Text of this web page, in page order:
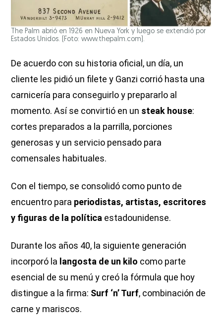
The Palm abrió en 1926 en Nueva York y luego se extendió por
Estados Unidos. (Foto: www.thepalm.com).
De acuerdo con su historia oficial, un día, un
cliente les pidió un filete y Ganzi corrió hasta una
carnicería para conseguirlo y prepararlo al
momento. Así se convirtió en un steak house:
cortes preparados a la parrilla, porciones
generosas y un servicio pensado para
comensales habituales.
Con el tiempo, se consolidó como punto de
encuentro para periodistas, artistas, escritores
y figuras de la política estadounidense.
Durante los años 40, la siguiente generación
incorporó la langosta de un kilo como parte
esencial de su menú y creó la fórmula que hoy
distingue a la firma: Surf ‘n’ Turf, combinación de
carne y mariscos.